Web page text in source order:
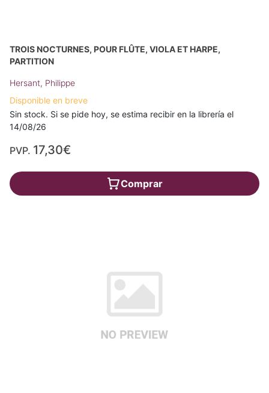
TROIS NOCTURNES, POUR FLÛTE, VIOLA ET HARPE,
PARTITION
Hersant, Philippe
Disponible en breve
Sin stock. Si se pide hoy, se estima recibir en la librería el
14/08/26
PVP. 17,30€
Comprar